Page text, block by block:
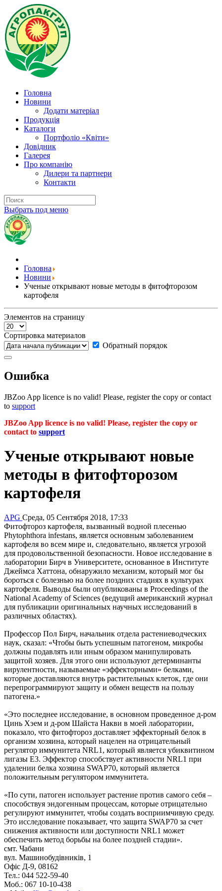
Головна
Новини
Додати матеріал
Продукція
Каталоги
Портфоліо «Квіти»
Довідник
Галерея
Про компанію
Дилери та партнери
Контакти
Выбрать под меню
Головна
Новини
Ученые открывают новые методы в фитофторозом
картофеля
Элементов на страницу
Сортировка материалов
Обратный порядок
Ошибка
JBZoo App licence is no valid! Please, register the copy or contact
to support
JBZoo App licence is no valid! Please, register the copy or
contact to support
Ученые открывают новые
методы в фитофторозом
картофеля
APG Среда, 05 Сентября 2018, 17:33
Фитофтороз картофеля, вызванный водной плесенью
Phytophthora infestans, является основным заболеванием
картофеля во всем мире и, следовательно, является угрозой
для продовольственной безопасности. Новое исследование в
лаборатории Бирч в Университете, основанное в Институте
Джеймса Хаттона, обнаружило механизм, который мог бы
бороться с болезнью на более поздних стадиях в культурах
картофеля. Выводы были опубликованы в Proceedings of the
National Academy of Sciences (ведущий американский журнал
для публикации оригинальных научных исследований в
различных областях).
Профессор Пол Бирч, начальник отдела растениеводческих
наук, сказал: «Чтобы быть успешным патогеном, микробы
должны подавлять или иным образом манипулировать
защитой хозяев. Для этого они используют детерминанты
вирулентности, называемые «эффекторными» белками,
которые доставляются внутрь растительных клеток, где они
перепрограммируют защиту и обмен веществ на пользу
патогена.»
«Это последнее исследование, в основном проведенное д-ром
Цинь Хэем и д-ром Шайста Накви в моей лаборатории,
показало, что фитофтороз доставляет эффекторный белок в
организм хозяина, который нацелен на отрицательный
регулятор иммунитета NRL1, который является убиквитином
лигазы E3. Эффектор способствует активности NRL1 при
удалении белка хозяина SWAP70, который является
положительным регулятором иммунитета.
«По сути, патоген использует растение против самого себя –
способствуя эндогенным процессам, которые отрицательно
регулируют иммунитет, чтобы создать восприимчивую среду.
Это исследование показывает, что защита SWAP70 за счет
снижения активности или доступности NRL1 может
обеспечить метод борьбы на более поздней стадии».
смт. Чабани
вул. Машинобудівників, 1
Офіс Д-9, 08162
Тел.: 044 522-59-40
Моб.: 067 10-10-438